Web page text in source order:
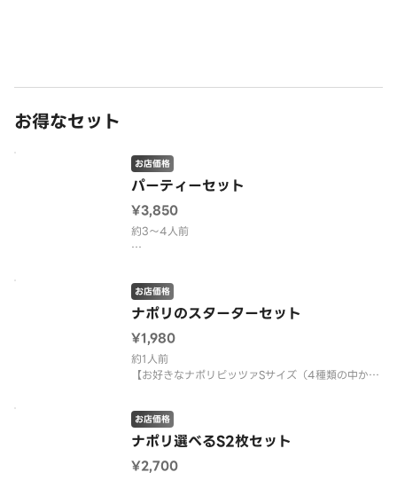
お得なセット
パーティーセット
お店価格
¥3,850
約3～4人前
ら）1枚】
【お好きなパスタ（3種類の中から）1個】
【エンジョイパック（クリスピーチキン6本、チキン
ナゲット8個、スティックポテト10本、ベイクドポ
テト）】
アレルギー等で、ピッツァから抜き
ナポリのスターターセット
お店価格
¥1,980
約1人前
【お好きなナポリピッツァSサイズ（4種類の中か
【スティックポテト（10本）】
【お好きなソフトドリンク（3種類の中から）1本】
アレルギー等で、ピッツァから抜きたいトッピング
ナポリ選べるS2枚セット
お店価格
¥2,700